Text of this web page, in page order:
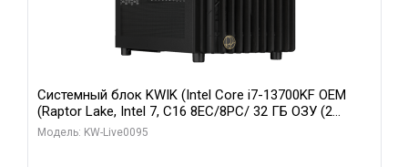
Системный блок KWIK (Intel Core i7-13700KF OEM
(Raptor Lake, Intel 7, C16 8EC/8PC/ 32 ГБ ОЗУ (2
модуля)/ Afox RTX4090 24GB GDDR6X 384-Bit 3xDP
Модель: KW-Live0095